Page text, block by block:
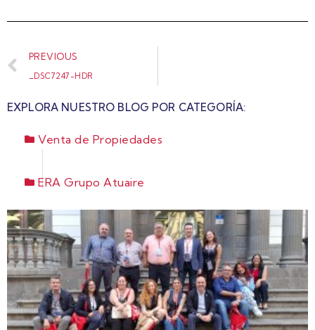
PREVIOUS
_DSC7247-HDR
EXPLORA NUESTRO BLOG POR CATEGORÍA:
Venta de Propiedades
ERA Grupo Atuaire